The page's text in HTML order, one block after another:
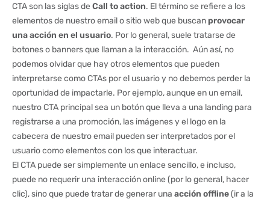
Quiénes somos
CTA son las siglas de Call to action. El término se refiere a los
elementos de nuestro email o sitio web que buscan provocar
una acción en el usuario. Por lo general, suele tratarse de
botones o banners que llaman a la interacción. Aún así, no
podemos olvidar que hay otros elementos que pueden
interpretarse como CTAs por el usuario y no debemos perder la
oportunidad de impactarle. Por ejemplo, aunque en un email,
nuestro CTA principal sea un botón que lleva a una landing para
registrarse a una promoción, las imágenes y el logo en la
cabecera de nuestro email pueden ser interpretados por el
usuario como elementos con los que interactuar.
El CTA puede ser simplemente un enlace sencillo, e incluso,
puede no requerir una interacción online (por lo general, hacer
clic), sino que puede tratar de generar una acción offline(ir a la